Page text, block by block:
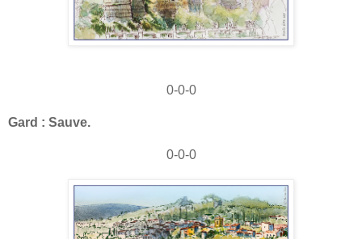
0-0-0
Gard : Sauve.
0-0-0